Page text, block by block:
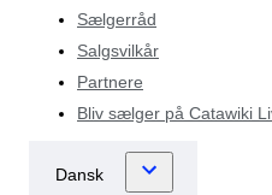
Sælgerråd
Salgsvilkår
Partnere
Bliv sælger på Catawiki